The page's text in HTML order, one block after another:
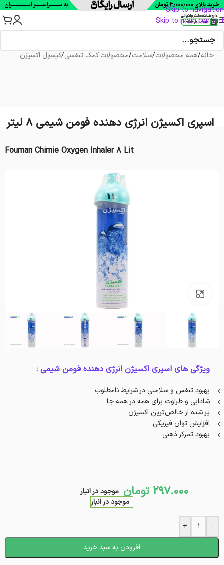
Skip to navigation
Skip to main content
خانه/همه محصولات/سلامت/محصولات کمک تنفسی/کپسول اکسیژن
اسپری اکسیژن انرژی دهنده فومن شیمی 8 لیتر
Fouman Chimie Oxygen Inhaler 8 Lit
ویژگی های اسپری اکسیژن انرژی دهنده فومن شیمی :
بهبود تنفس و سلامتی در شرایط نامطلوب
شادابی و طراوت برای همه در همه جا
پر شده از خالص‌ترین اکسیژن
افزایش توان فیزیکی
بهبود تمرکز ذهنی
297.000 تومان موجود در انبار
موجود در انبار
-
+
افزودن به سبد خرید